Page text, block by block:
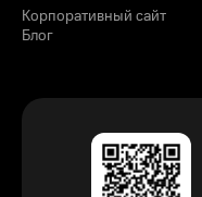
Корпоративный сайт
Блог